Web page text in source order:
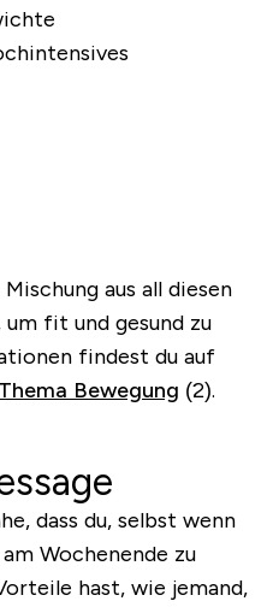
aus all diesen
fit und gesund zu
findest du auf
Bewegung (2).
dass du, selbst wenn
Wochenende zu
hast, wie jemand,